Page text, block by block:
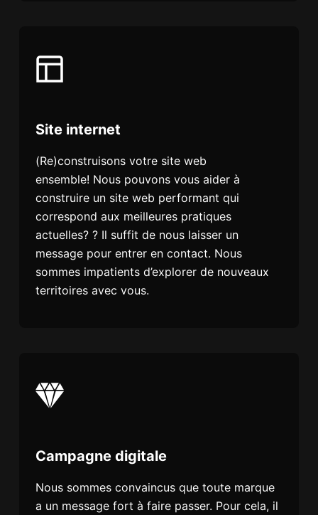
Site internet
(Re)construisons votre site web
ensemble! Nous pouvons vous aider à
construire un site web performant qui
correspond aux meilleures pratiques
actuelles? ? Il suffit de nous laisser un
message pour entrer en contact. Nous
sommes impatients d’explorer de nouveaux
territoires avec vous.
Campagne digitale
Nous sommes convaincus que toute marque
a un message fort à faire passer. Pour cela, il